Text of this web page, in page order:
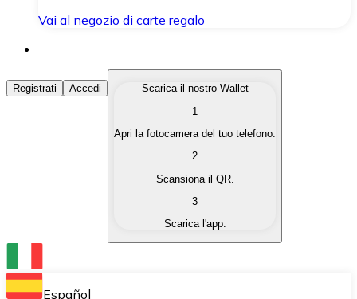
Vai al negozio di carte regalo
Acquista Criptovalute
Acquista le criptovalute che ti interessano in modo
Converti le tue criptovalute in valuta fiat quando ne
Scambia una criptovaluta con un'altra
Conserva le tue cripto in un Wallet self-custodial.
Registrati Accedi
Scarica il nostro Wallet
1
Apri la fotocamera del tuo telefono.
2
Scansiona il QR.
3
Scarica l'app.
Español